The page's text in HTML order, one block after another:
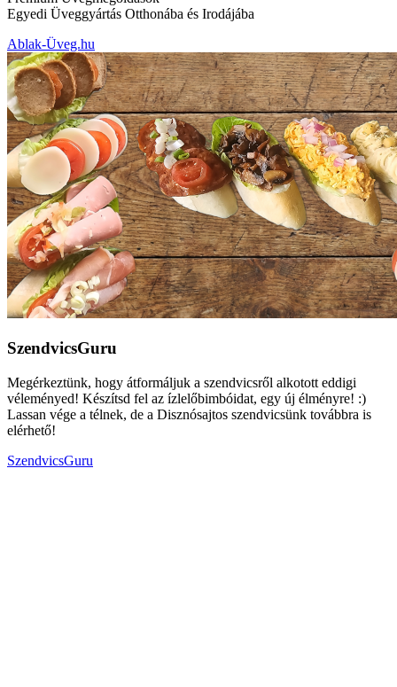
Egyedi Üveggyártás Otthonába és Irodájába
Ablak-Üveg.hu
SzendvicsGuru
Megérkeztünk, hogy átformáljuk a szendvicsről alkotott eddigi
véleményed! Készítsd fel az ízlelőbimbóidat, egy új élményre! :)
Lassan vége a télnek, de a Disznósajtos szendvicsünk továbbra is
elérhető!
SzendvicsGuru